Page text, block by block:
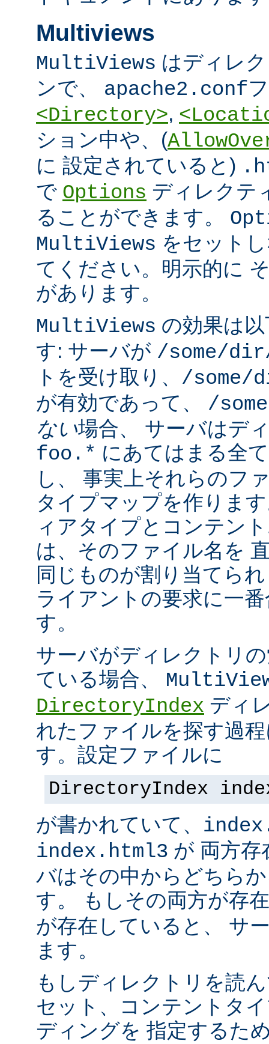
Multiviews
MultiViews はディレ
ンで、 apache2.conf
<Directory>,
ション中や、(
に 設定されていると)
で Options ディレクテ
ることができます。
MultiViews をセット
てください。明示的に
があります。
MultiViews の効果は
す: サーバが /some/
トを受け取り、 /some/
が有効であって、 /
ない場合、 サーバはデ
foo.* にあてはまる全
し、 事実上それらのフ
タイプマップを作りま
ィアタイプとコンテン
は、そのファイル名を
同じものが割り当てら
ライアントの要求に一
す。
サーバがディレクトリ
ている場合、
DirectoryIndex ディ
れたファイルを探す過
す。設定ファイルに
DirectoryIndex
が書かれていて、
index.html3 が 両方存
バはその中からどちら
す。 もしその両方が存
が存在していると、 サ
ます。
もしディレクトリを読
セット、コンテントタ
ディングを 指定するた